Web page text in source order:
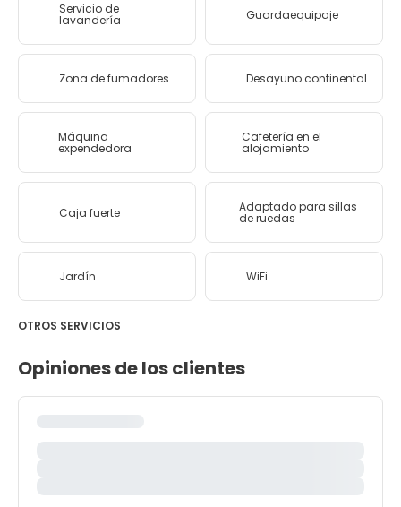
Servicio de
lavandería Guardaequipaje
Zona de fumadores Desayuno continental
Máquina
expendedora
Cafetería en el
alojamiento
Caja fuerte Adaptado para sillas
de ruedas
Jardín WiFi
OTROS SERVICIOS
Opiniones de los clientes